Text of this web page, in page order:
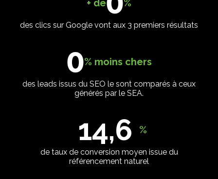
+ de %
des clics sur Google vont aux 3 premiers résultats
0% moins chers
des leads issus du SEO le sont comparés à ceux
générés par le SEA.
14,6 %
de taux de conversion moyen issue du
référencement naturel